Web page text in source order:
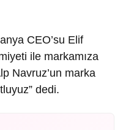
CEO’su Elif
ile markamıza
Navruz’un marka
dedi.